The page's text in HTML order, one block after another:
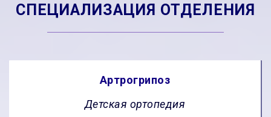
СПЕЦИАЛИЗАЦИЯ ОТДЕЛЕНИЯ
Артрогрипоз
Детская ортопедия